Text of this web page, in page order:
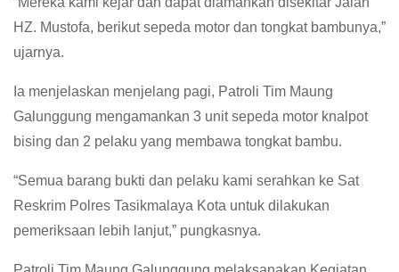
HZ. Mustofa, berikut sepeda motor dan tongkat bambunya,”
ujarnya.
Ia menjelaskan menjelang pagi, Patroli Tim Maung
Galunggung mengamankan 3 unit sepeda motor knalpot
bising dan 2 pelaku yang membawa tongkat bambu.
“Semua barang bukti dan pelaku kami serahkan ke Sat
Reskrim Polres Tasikmalaya Kota untuk dilakukan
pemeriksaan lebih lanjut,” pungkasnya.